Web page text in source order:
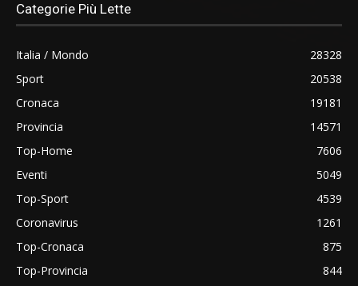
Categorie Più Lette
Italia / Mondo
28328
Sport
20538
Cronaca
19181
Provincia
14571
Top-Home
7606
Eventi
5049
Top-Sport
4539
Coronavirus
1261
Top-Cronaca
875
Top-Provincia
844